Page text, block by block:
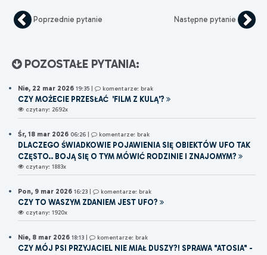
Poprzednie pytanie Następne pytanie
POZOSTAŁE PYTANIA:
Nie, 22 mar 2026 19:35 komentarze: brak
CZY MOŻECIE PRZESŁAĆ 'FILM Z KULĄ'?
czytany: 2692x
Śr, 18 mar 2026 06:26 komentarze: brak
DLACZEGO ŚWIADKOWIE POJAWIENIA SIĘ OBIEKTÓW UFO TAK
CZĘSTO.. BOJĄ SIĘ O TYM MÓWIĆ RODZINIE I ZNAJOMYM?
czytany: 1883x
Pon, 9 mar 2026 16:23 | komentarze: brak
CZY TO WASZYM ZDANIEM JEST UFO?
czytany: 1920x
Nie, 8 mar 2026 18:13 | komentarze: brak
CZY MÓJ PSI PRZYJACIEL NIE MIAŁ DUSZY?! SPRAWA "ATOSIA" -